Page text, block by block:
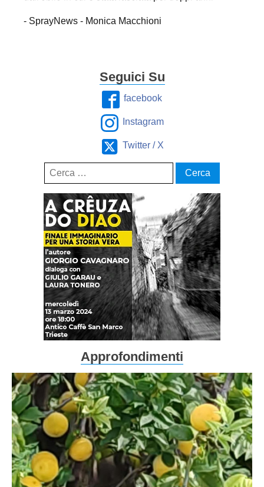
- SprayNews - Monica Macchioni
Seguici Su
facebook
Instagram
Twitter / X
Ricerca
per:
Approfondimenti